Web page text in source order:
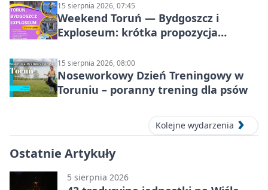
15 sierpnia 2026, 07:45
Weekend Toruń — Bydgoszcz i
Exploseum: krótka propozycja
15 sierpnia 2026, 08:00
Noseworkowy Dzień Treningowy w
Toruniu – poranny trening dla psów
Kolejne wydarzenia
Ostatnie Artykuły
5 sierpnia 2026